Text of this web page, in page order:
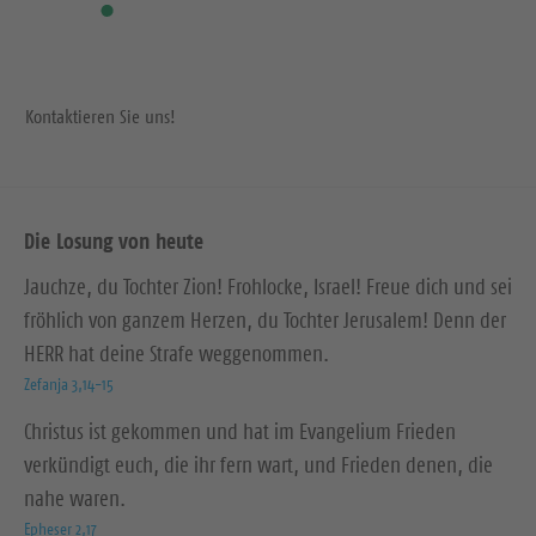
Kontaktieren Sie uns!
Die Losung von heute
Jauchze, du Tochter Zion! Frohlocke, Israel! Freue dich und sei
fröhlich von ganzem Herzen, du Tochter Jerusalem! Denn der
HERR hat deine Strafe weggenommen.
Zefanja 3,14-15
Christus ist gekommen und hat im Evangelium Frieden
verkündigt euch, die ihr fern wart, und Frieden denen, die
nahe waren.
Epheser 2,17